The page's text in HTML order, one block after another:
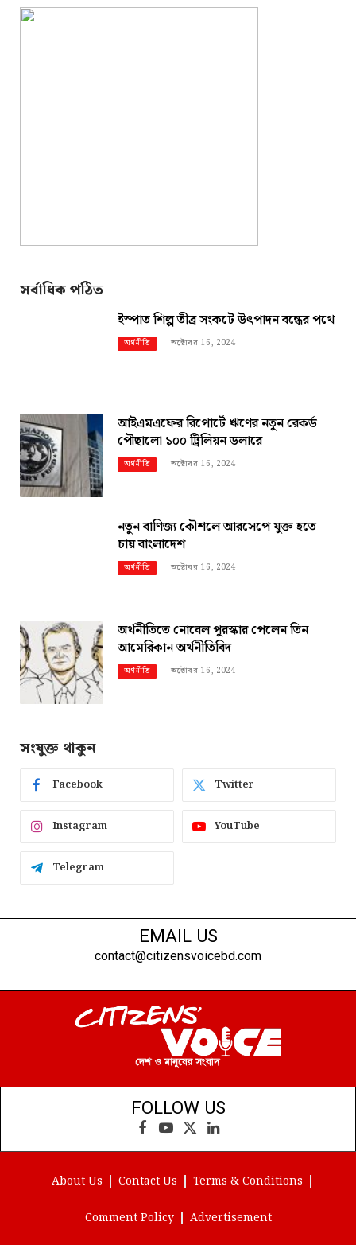
সর্বাধিক পঠিত
ইস্পাত শিল্প তীব্র সংকটে উৎপাদন বন্ধের পথে
অর্থনীতি অক্টোবর 16, 2024
আইএমএফের রিপোর্টে ঋণের নতুন রেকর্ড
পৌছালো ১০০ ট্রিলিয়ন ডলারে
অর্থনীতি অক্টোবর 16, 2024
নতুন বাণিজ্য কৌশলে আরসেপে যুক্ত হতে
চায় বাংলাদেশ
অর্থনীতি অক্টোবর 16, 2024
অর্থনীতিতে নোবেল পুরস্কার পেলেন তিন
আমেরিকান অর্থনীতিবিদ
অর্থনীতি অক্টোবর 16, 2024
সংযুক্ত থাকুন
Facebook Twitter
Instagram YouTube
Telegram
EMAIL US
contact@citizensvoicebd.com
FOLLOW US
Facebook
YouTube
X
(Twitter)
LinkedIn
About Us Contact Us Terms & Conditions
Comment Policy Advertisement